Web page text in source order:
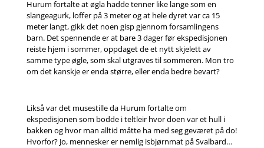
Hurum fortalte at øgla hadde tenner like lange som en
slangeagurk, loffer på 3 meter og at hele dyret var ca 15
meter langt, gikk det noen gisp gjennom forsamlingens
barn. Det spennende er at bare 3 dager før ekspedisjonen
reiste hjem i sommer, oppdaget de et nytt skjelett av
samme type øgle, som skal utgraves til sommeren. Mon tro
om det kanskje er enda større, eller enda bedre bevart?
Likså var det musestille da Hurum fortalte om
ekspedisjonen som bodde i teltleir hvor doen var et hull i
bakken og hvor man alltid måtte ha med seg geværet på do!
Hvorfor? Jo, mennesker er nemlig isbjørnmat på Svalbard…